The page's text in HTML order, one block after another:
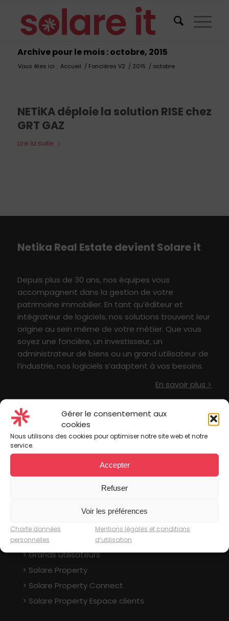
Gérer le consentement aux
cookies
Nous utilisons des cookies pour optimiser notre site web et notre
service.
Accepter
Refuser
Voir les préférences
Charte données
personnelles
Mentions légales et conditions
d’utilisation
Archive pour le mois : octobre, 2015
Vous êtes ici : Accueil / Foncières V2 / 2015 / octobre
NETiKA déploie la solution RISE chez
GRT GAZ
Lire la suite
Netika Real Estatedevient Solareit
Depuis plus de 30 ans, nos équipes vous
accompagnent dans la gestion de votre
patrimoine immobilier. En tant qu’éditeur et
intégrateur de logiciels, nos solutions trouvent leur
origine au sein même de votre métier. Que vous
soyez une foncière, un investisseur, un
administrateur de biens ou un grand utilisateur de
l’industrie, nos logiciels s’adaptent à vos besoins.
En savoir plus >
Suivez-nous sur les réseaux sociaux
Plan du site
Foncières, Investisseurs
Administrateurs de biens
Grands utilisateurs
Solare Property
Solare Property Connect
Solare Property Espace clients